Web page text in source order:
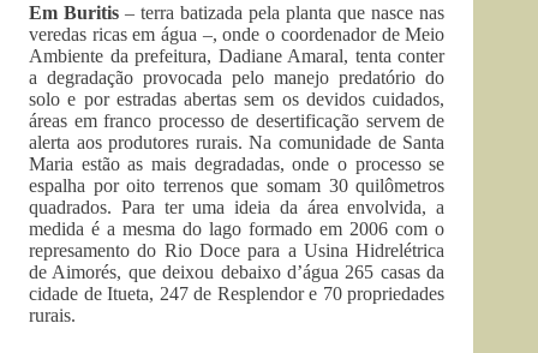
Em Buritis – terra batizada pela planta que nasce nas
veredas ricas em água –, onde o coordenador de Meio
Ambiente da prefeitura, Dadiane Amaral, tenta conter
a degradação provocada pelo manejo predatório do
solo e por estradas abertas sem os devidos cuidados,
áreas em franco processo de desertificação servem de
alerta aos produtores rurais. Na comunidade de Santa
Maria estão as mais degradadas, onde o processo se
espalha por oito terrenos que somam 30 quilômetros
quadrados. Para ter uma ideia da área envolvida, a
medida é a mesma do lago formado em 2006 com o
represamento do Rio Doce para a Usina Hidrelétrica
de Aimorés, que deixou debaixo d’água 265 casas da
cidade de Itueta, 247 de Resplendor e 70 propriedades
rurais.